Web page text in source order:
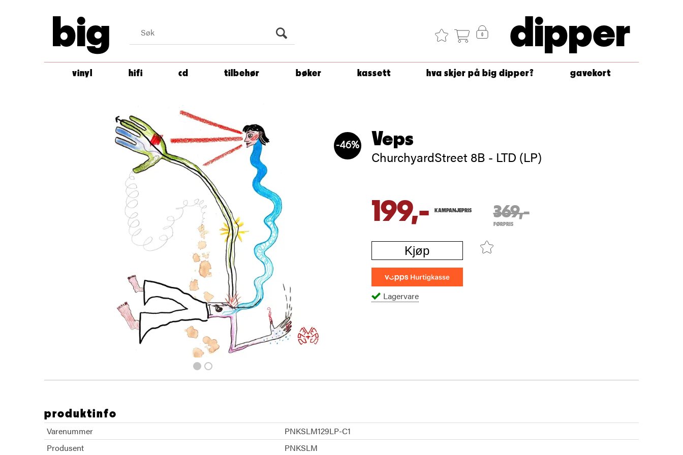
big dipper
vinyl hifi cd tilbehør bøker kassett hva skjer på big dipper? gavekort
46% Veps
ChurchyardStreet 8B - LTD (LP)
199,- KAMPANJEPRIS 369,-
FØRPRIS
Kjøp
Lagervare
produktinfo
Varenummer
PNKSLM129LP-C1
Produsent
PNKSLM